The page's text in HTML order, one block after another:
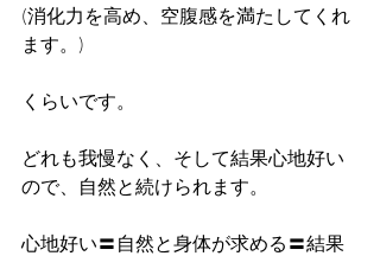
(消化力を高め、空腹感を満たしてくれ
ます。)
くらいです。
どれも我慢なく、そして結果心地好い
ので、自然と続けられます。
心地好い〓自然と身体が求める〓結果